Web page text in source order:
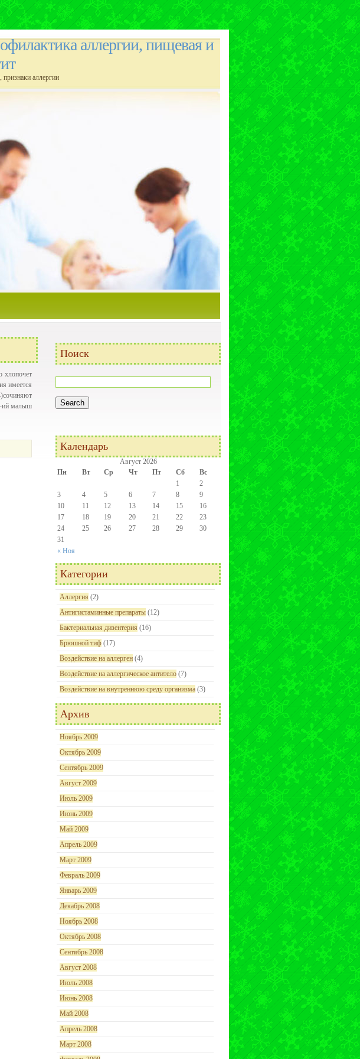
аллергии, пищевая и
признаки аллергии
хлопочет
имеется
ий малыш
Поиск
Календарь
Август 2026
Пн
Вт Ср Чт Пт Сб Вс
« Ноя
1
2
3
4 5 6 7 8
9
10
11 12 13 14 15
16
17
18 19 20 21 22
23
24
25 26 27 28 29
30
31
Категории
Аллергия (2)
Антигистаминные препараты (12)
Бактериальная дизентерия (16)
Брюшной тиф (17)
Воздействие на аллерген (4)
Воздействие на аллергическое антитело (7)
Воздействие на внутреннюю среду организма (3)
Архив
Ноябрь 2009
Октябрь 2009
Сентябрь 2009
Август 2009
Июль 2009
Июнь 2009
Май 2009
Апрель 2009
Март 2009
Февраль 2009
Январь 2009
Декабрь 2008
Ноябрь 2008
Октябрь 2008
Сентябрь 2008
Август 2008
Июль 2008
Июнь 2008
Май 2008
Апрель 2008
Март 2008